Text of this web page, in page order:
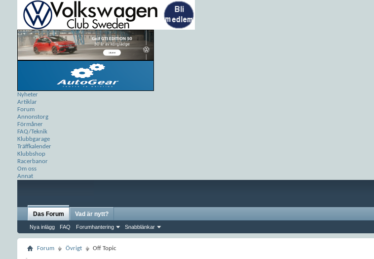
Nyheter
Artiklar
Forum
Annonstorg
Förmåner
FAQ/Teknik
Klubbgarage
Träffkalender
Klubbshop
Racerbanor
Om oss
Annat
Das Forum
Nya inlägg FAQ Forumhantering Snabblänkar
Vad är nytt?
Forum Övrigt Off Topic